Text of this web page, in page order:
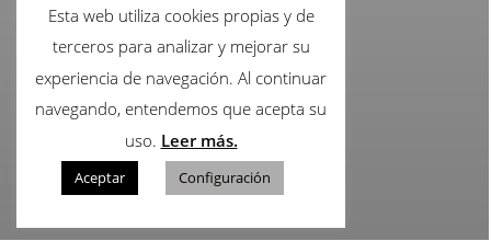
Esta web utiliza cookies propias y de
terceros para analizar y mejorar su
experiencia de navegación. Al continuar
navegando, entendemos que acepta su
uso. Leer más.
Aceptar Configuración